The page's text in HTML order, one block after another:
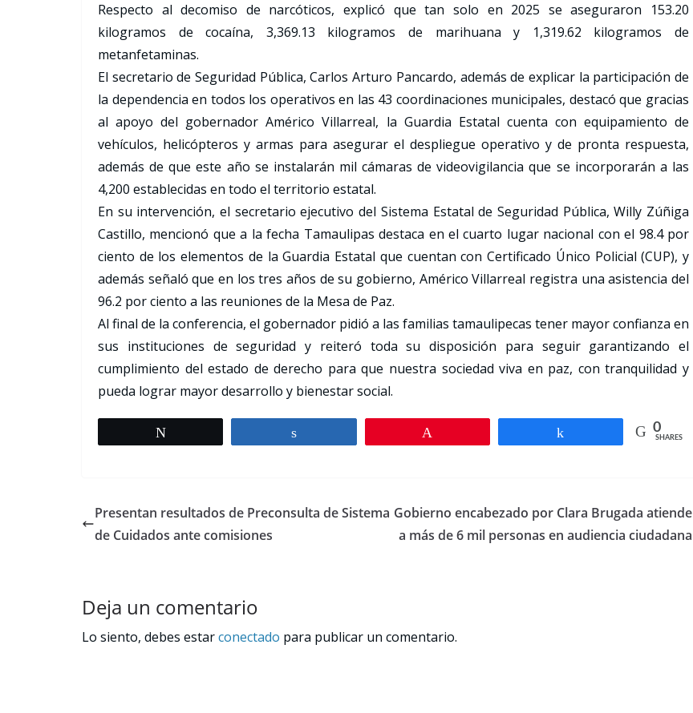
Respecto al decomiso de narcóticos, explicó que tan solo en 2025 se aseguraron 153.20
kilogramos de cocaína, 3,369.13 kilogramos de marihuana y 1,319.62 kilogramos de
metanfetaminas.
El secretario de Seguridad Pública, Carlos Arturo Pancardo, además de explicar la participación de
la dependencia en todos los operativos en las 43 coordinaciones municipales, destacó que gracias
al apoyo del gobernador Américo Villarreal, la Guardia Estatal cuenta con equipamiento de
vehículos, helicópteros y armas para asegurar el despliegue operativo y de pronta respuesta,
además de que este año se instalarán mil cámaras de videovigilancia que se incorporarán a las
4,200 establecidas en todo el territorio estatal.
En su intervención, el secretario ejecutivo del Sistema Estatal de Seguridad Pública, Willy Zúñiga
Castillo, mencionó que a la fecha Tamaulipas destaca en el cuarto lugar nacional con el 98.4 por
ciento de los elementos de la Guardia Estatal que cuentan con Certificado Único Policial (CUP), y
además señaló que en los tres años de su gobierno, Américo Villarreal registra una asistencia del
96.2 por ciento a las reuniones de la Mesa de Paz.
Al final de la conferencia, el gobernador pidió a las familias tamaulipecas tener mayor confianza en
sus instituciones de seguridad y reiteró toda su disposición para seguir garantizando el
cumplimiento del estado de derecho para que nuestra sociedad viva en paz, con tranquilidad y
pueda lograr mayor desarrollo y bienestar social.
0
SHARES
Presentan resultados de Preconsulta de Sistema
de Cuidados ante comisiones
Gobierno encabezado por Clara Brugada atiende
a más de 6 mil personas en audiencia ciudadana
Deja un comentario
Lo siento, debes estarconectado para publicar un comentario.